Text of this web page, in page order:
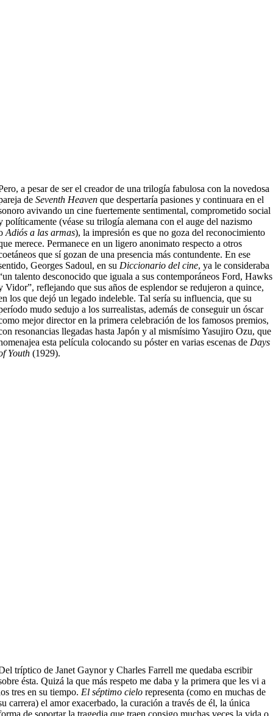
a pesar de ser el creador de una trilogía fabulosa con la novedosa
deSeventh Heaven que despertaría pasiones y continuara en el
avivando un cine fuertemente sentimental, comprometido social
políticamente (véase su trilogía alemana con el auge del nazismo
Adiós a las armas), la impresión es que no goza del reconocimiento
merece. Permanece en un ligero anonimato respecto a otros
que sí gozan de una presencia más contundente. En ese
Georges Sadoul, en su Diccionario del cine, ya le consideraba
talento desconocido que iguala a sus contemporáneos Ford, Hawks
Vidor”, reflejando que sus años de esplendor se redujeron a quince,
los que dejó un legado indeleble. Tal sería su influencia, que su
mudo sedujo a los surrealistas, además de conseguir un óscar
mejor director en la primera celebración de los famosos premios,
resonancias llegadas hasta Japón y al mismísimo Yasujiro Ozu, que
esta película colocando su póster en varias escenas de Days
Youth (1929).
tríptico de Janet Gaynor y Charles Farrell me quedaba escribir
ésta. Quizá la que más respeto me daba y la primera que les vi a
tres en su tiempo. El séptimo cielo representa (como en muchas de
carrera) el amor exacerbado, la curación a través de él, la única
de soportar la tragedia que traen consigo muchas veces la vida o